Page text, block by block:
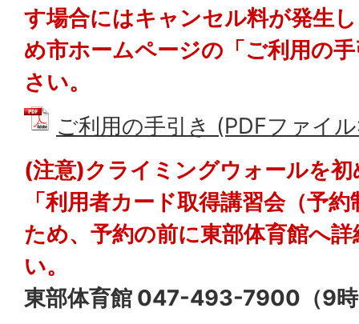
す場合にはキャンセル料が発生
め市ホームページの「ご利用の
さい。
ご利用の手引き (PDFファイ
(注意)クライミングウォールを
「利用者カード取得講習会（予
ため、予約の前に東部体育館へ
い。
東部体育館 047-493-7900（9時